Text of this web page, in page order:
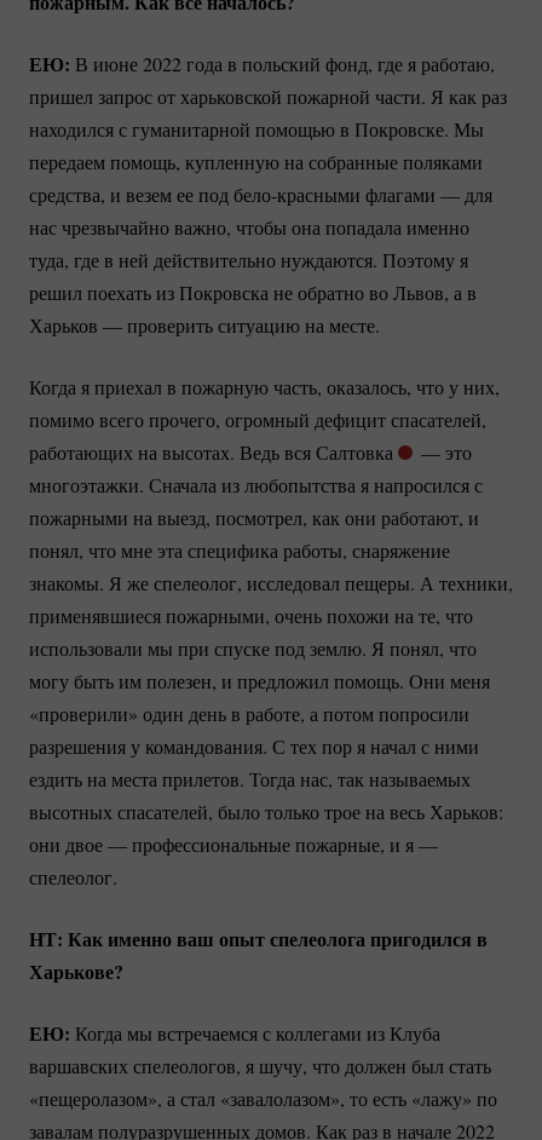
ЕЮ: В июне 2022 года в польский фонд, где я работаю,
пришел запрос от харьковской пожарной части. Я как раз
находился с гуманитарной помощью в Покровске. Мы
передаем помощь, купленную на собранные поляками
средства, и везем ее под бело-красными флагами — для
нас чрезвычайно важно, чтобы она попадала именно
туда, где в ней действительно нуждаются. Поэтому я
решил поехать из Покровска не обратно во Львов, а в
Харьков — проверить ситуацию на месте.
Когда я приехал в пожарную часть, оказалось, что у них,
помимо всего прочего, огромный дефицит спасателей,
работающих на высотах. Ведь вся Салтовка
— это
многоэтажки. Сначала из любопытства я напросился с
пожарными на выезд, посмотрел, как они работают, и
понял, что мне эта специфика работы, снаряжение
знакомы. Я же спелеолог, исследовал пещеры. А техники,
применявшиеся пожарными, очень похожи на те, что
использовали мы при спуске под землю. Я понял, что
могу быть им полезен, и предложил помощь. Они меня
«проверили» один день в работе, а потом попросили
разрешения у командования. С тех пор я начал с ними
ездить на места прилетов. Тогда нас, так называемых
высотных спасателей, было только трое на весь Харьков:
они двое — профессиональные пожарные, и я —
спелеолог.
НТ: Как именно ваш опыт спелеолога пригодился в
Харькове?
ЕЮ: Когда мы встречаемся с коллегами из Клуба
варшавских спелеологов, я шучу, что должен был стать
«пещеролазом», а стал «завалолазом», то есть «лажу» по
завалам полуразрушенных домов. Как раз в начале 2022